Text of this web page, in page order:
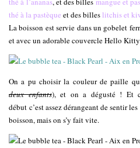
thé à la pastèque et des billeslitchis et
La boisson est servie dans un gobelet
et avec un adorable couvercle Hello Kitty
On a pu choisir la couleur de paille
deux enfants), et on a dégusté ! Et
début c’est assez dérangeant de sentir
boisson, mais on s’y fait vite.